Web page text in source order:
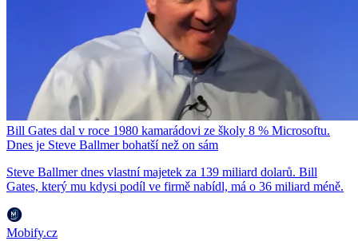
Bill Gates dal v roce 1980 kamarádovi ze školy 8 % Microsoftu.
Dnes je Steve Ballmer bohatší než on sám
Steve Ballmer dnes vlastní majetek za 139 miliard dolarů. Bill
Gates, který mu kdysi podíl ve firmě nabídl, má o 36 miliard méně.
Mobify.cz